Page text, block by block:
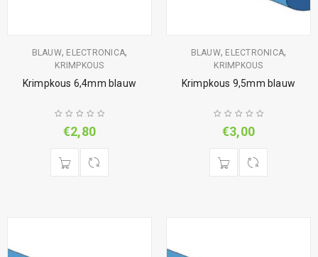
BLAUW, ELECTRONICA,
KRIMPKOUS
Krimpkous 6,4mm blauw
€2,80
BLAUW, ELECTRONICA,
KRIMPKOUS
Krimpkous 9,5mm blauw
€3,00